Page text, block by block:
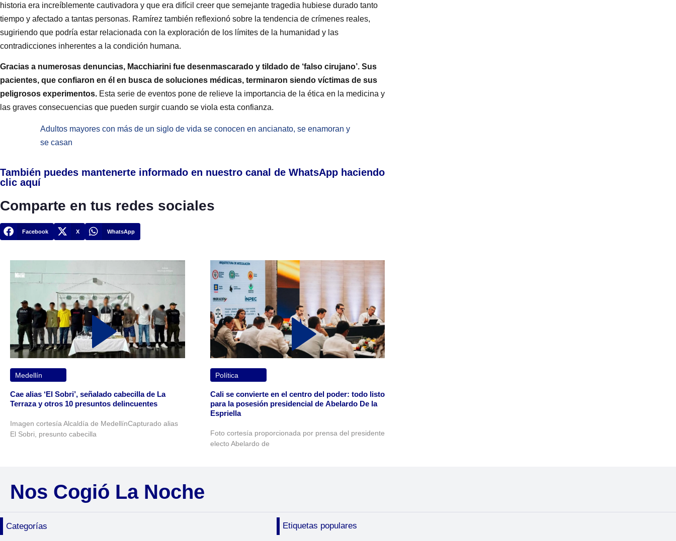
historia era increíblemente cautivadora y que era difícil creer que semejante tragedia hubiese durado tanto
tiempo y afectado a tantas personas. Ramírez también reflexionó sobre la tendencia de crímenes reales,
sugiriendo que podría estar relacionada con la exploración de los límites de la humanidad y las
contradicciones inherentes a la condición humana.
Gracias a numerosas denuncias, Macchiarini fue desenmascarado y tildado de ‘falso cirujano’. Sus
pacientes, que confiaron en él en busca de soluciones médicas, terminaron siendo víctimas de sus
peligrosos experimentos. Esta serie de eventos pone de relieve la importancia de la ética en la medicina y
las graves consecuencias que pueden surgir cuando se viola esta confianza.
Adultos mayores con más de un siglo de vida se conocen en ancianato, se enamoran y
se casan
También puedes mantenerte informado en nuestro canal de WhatsApp haciendo
clic aquí
Comparte en tus redes sociales
Facebook X WhatsApp
Medellín
Cae alias ‘El Sobri’, señalado cabecilla de La
Terraza y otros 10 presuntos delincuentes
Imagen cortesía Alcaldía de MedellínCapturado alias
El Sobri, presunto cabecilla
Política
Cali se convierte en el centro del poder: todo listo
para la posesión presidencial de Abelardo De la
Espriella
Foto cortesía proporcionada por prensa del presidente
electo Abelardo de
Nos Cogió La Noche
Categorías Etiquetas populares